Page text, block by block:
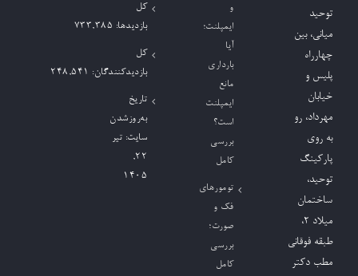
توحید
میانی، بین
چهارراه
پلیس و
خیابان
مهرداد، رو
به روی
پارکینگ
توحید،
ساختمان
میلاد ٢،
طبقه فوقانی
مطب دکتر
و
ایمپلنت؛
آیا
بارداری
مانع
ایمپلنت
است؟
بررسی
کامل
تومورهای
فک و
صورت؛
بررسی
کامل
کل
بازدیدها: 733,385
کل
بازدیدکنند‌گان: 248,541
تاریخ
به‌روزشدن
سایت: تیر
۲۲,
۱۴۰۵